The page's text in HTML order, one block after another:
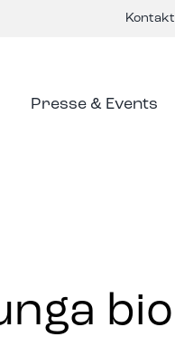
Kontakt
Presse & Events
bio